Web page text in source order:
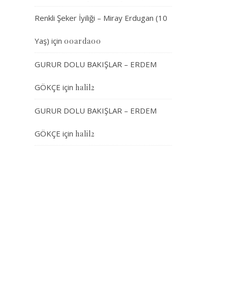
Renkli Şeker İyiliği – Miray Erdugan (10
Yaş) için 00arda00
GURUR DOLU BAKIŞLAR – ERDEM
GÖKÇE için halil2
GURUR DOLU BAKIŞLAR – ERDEM
GÖKÇE için halil2